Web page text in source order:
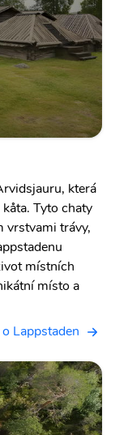
která
Tyto chaty
vrstvami trávy,
místních
místo a
Lappstaden